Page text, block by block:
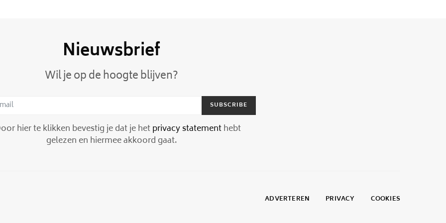
Nieuwsbrief
Wil je op de hoogte blijven?
SUBSCRIBE
hier te klikken bevestig je dat je hetprivacy statementhebt
gelezen en hiermee akkoord gaat.
ADVERTEREN PRIVACY COOKIES